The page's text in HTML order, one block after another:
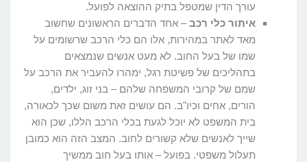
עורך הדין שמטפל בתיק ההוצאה לפועל.
איתור כלי רכב– אחד הדברים הראשונים שחשוב
מאד לאתר במהירות, אלו הם כלי הרכב שרשומים על
שמו של בעל החוב. לא מעט אנשים שנמצאים
בתהליכים של פשיטת רגל, ימהרו להעביר את הרכב על
שמם של קרובי המשפחה שלהם – בני זוג, ילדים,
הורים, אחים וכיו"ב. הם עושים זאת משום שכך לכאורה,
בית המשפט לא יוכל לגעת בכלי הרכב הללו, שכן הוא
שייך לאנשים שלא קשורים לחוב. המצב הזה הוא כמובן
תעלול משפטי. בפועל – אותו בעל חוב ממשיך